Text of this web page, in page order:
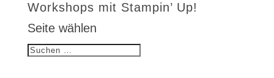
Workshops mit Stampin’ Up!
Seite wählen